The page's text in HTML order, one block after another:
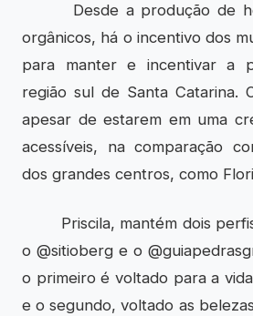
Desde a produção de
orgânicos, há o incentivo dos
para manter e incentivar a
região sul de Santa Catarina.
apesar de estarem em uma
acessíveis, na comparação
dos grandes centros, como
Priscila, mantém dois
o @sitioberg e o
o primeiro é voltado para a
e o segundo, voltado as